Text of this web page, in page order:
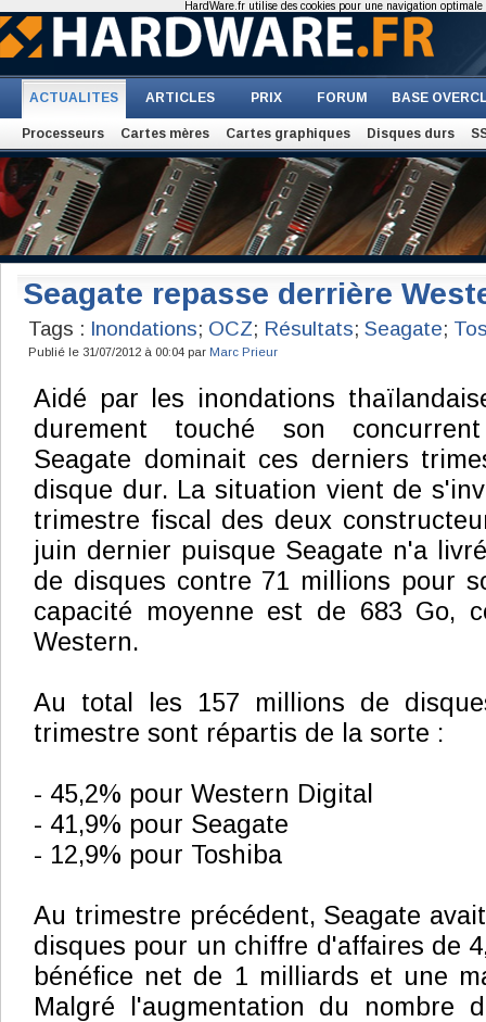
ACTUALITES ARTICLES PRIX FORUM BASE
Processeurs Cartes mères Cartes graphiques Disques durs
Seagate repasse derrière
Tags : Inondations; OCZ; Résultats; Seagate;
Publié le 31/07/2012 à 00:04 par Marc Prieur
Aidé par les inondations
durement touché son
Seagate dominait ces derniers
disque dur. La situation vient de
trimestre fiscal des deux
juin dernier puisque Seagate n'a
de disques contre 71 millions pour
capacité moyenne est de 683 Go,
Western.
Au total les 157 millions de
trimestre sont répartis de la sorte :
- 45,2% pour Western Digital
- 41,9% pour Seagate
- 12,9% pour Toshiba
Au trimestre précédent, Seagate
disques pour un chiffre d'affaires de
bénéfice net de 1 milliards et une
Malgré l'augmentation du nombre
HardWare.fr utilise des cookies pour une navigation